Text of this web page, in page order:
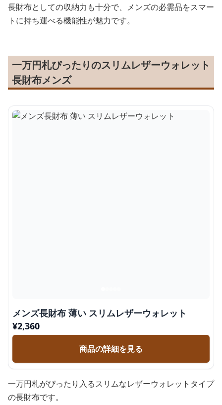
長財布としての収納力も十分で、メンズの必需品をスマー
トに持ち運べる機能性が魅力です。
一万円札ぴったりのスリムレザーウォレット
長財布メンズ
メンズ長財布 薄い スリムレザーウォレット
¥2,360
商品の詳細を見る
一万円札がぴったり入るスリムなレザーウォレットタイプ
の長財布です。